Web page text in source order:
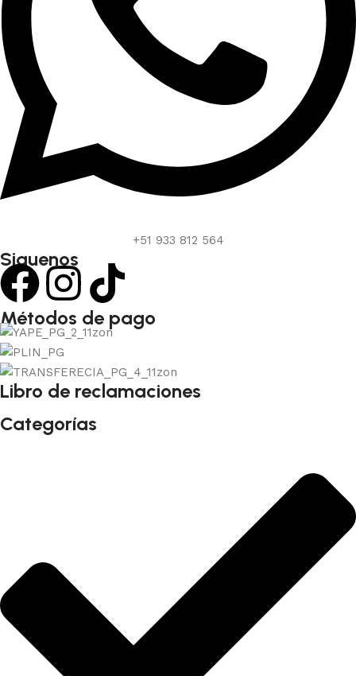
+51 933 812 564
Siguenos
Métodos de pago
Libro de reclamaciones
Categorías